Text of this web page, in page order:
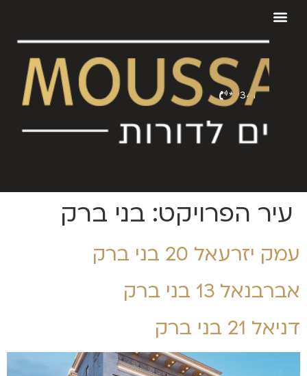
9341*
עיר הפרויקט: בני ברק
עמק יזרעאל 20 בני ברק
אברבנאל 13 בני ברק
דניאל 21 בני ברק